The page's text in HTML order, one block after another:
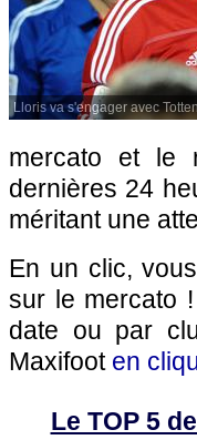
Lloris va s'engager avec
mercato et le
dernières 24
méritant une
En un clic,
sur le mercato
date ou par
Maxifoot en
Le TOP 5